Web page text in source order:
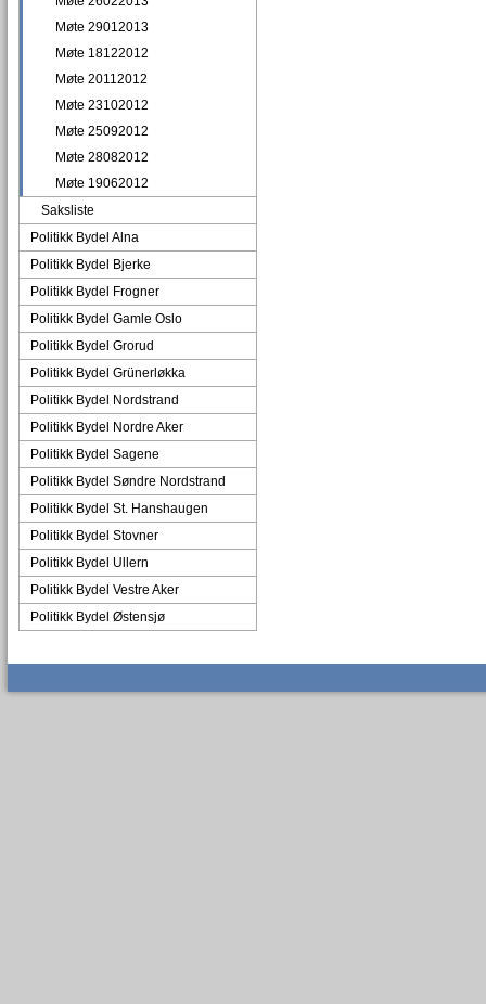
Møte 29012013
Møte 18122012
Møte 20112012
Møte 23102012
Møte 25092012
Møte 28082012
Møte 19062012
Saksliste
Politikk Bydel Alna
Politikk Bydel Bjerke
Politikk Bydel Frogner
Politikk Bydel Gamle Oslo
Politikk Bydel Grorud
Politikk Bydel Grünerløkka
Politikk Bydel Nordstrand
Politikk Bydel Nordre Aker
Politikk Bydel Sagene
Politikk Bydel Søndre Nordstrand
Politikk Bydel St. Hanshaugen
Politikk Bydel Stovner
Politikk Bydel Ullern
Politikk Bydel Vestre Aker
Politikk Bydel Østensjø